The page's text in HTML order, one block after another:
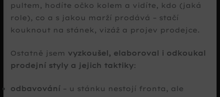
pultem, hodíte očko kolem a vidíte, kdo (jaká
role), co a s jakou marží prodává – stačí
kouknout na stánek, vizáž a projev prodejce.
Ostatně jsem vyzkoušel, elaboroval i odkoukal
prodejní styly a jejich taktiky:
odbavování – u stánku nestojí fronta, ale